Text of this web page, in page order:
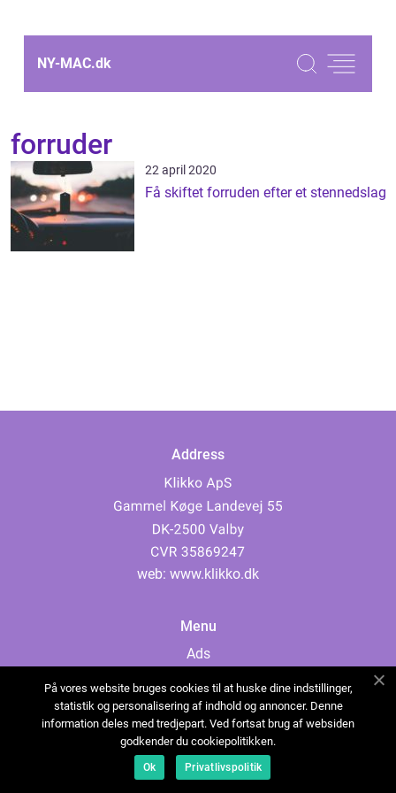
NY-MAC.dk
forruder
22 april 2020
Få skiftet forruden efter et stennedslag
Address
web: www.klikko.dk
Menu
Ads
Cookies
Contact
Sitemap
På vores website bruges cookies til at huske dine indstillinger,
statistik og personalisering af indhold og annoncer. Denne
information deles med tredjepart. Ved fortsat brug af websiden
godkender du cookiepolitikken.
Ok Privatlivspolitik